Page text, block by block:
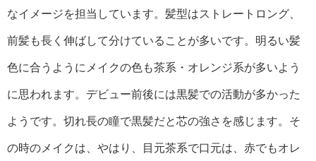
なイメージを担当しています。髪型はストレートロング、
前髪も長く伸ばして分けていることが多いです。明るい髪
色に合うようにメイクの色も茶系・オレンジ系が多いよう
に思われます。デビュー前後には黒髪での活動が多かった
ようです。切れ長の瞳で黒髪だと芯の強さを感じます。そ
の時のメイクは、やはり、目元茶系で口元は、赤でもオレ